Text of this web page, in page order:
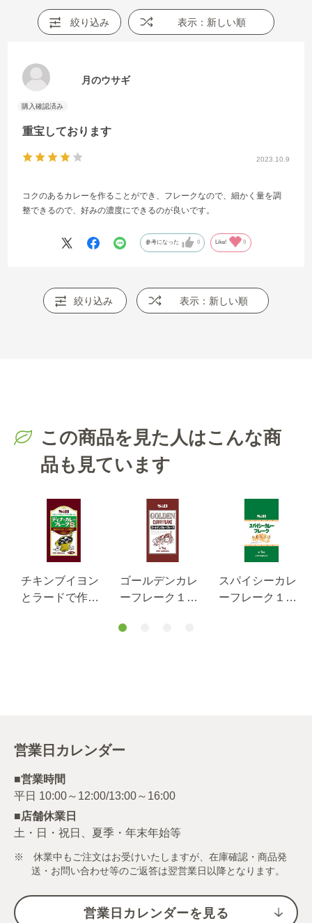
絞り込み 表示：新しい順
2023.10.9
重宝しております
月のウサギ
コクのあるカレーを作ることができ、フレークなので、細かく量を調
整できるので、好みの濃度にできるのが良いです。
参考になった 0 Like! 0
絞り込み 表示：新しい順
この商品を見た人はこんな商
品も見ています
チキンブイヨン
とラードで作っ
ゴールデンカレ
ーフレーク１ｋ
スパイシーカレ
ーフレーク１ｋ
営業日カレンダー
■営業時間
■店舗休業日
土・日・祝日、夏季・年末年始等
※ 休業中もご注文はお受けいたしますが、在庫確認・商品発
送・お問い合わせ等のご返答は翌営業日以降となります。
営業日カレンダーを見る